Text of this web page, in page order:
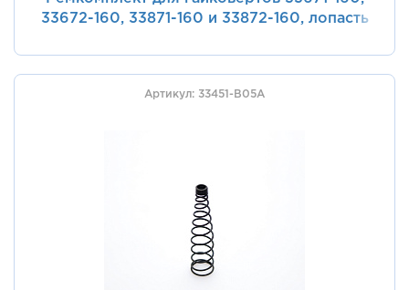
33672-160, 33871-160 и 33872-160, лопасть
Артикул: 33451-B05A